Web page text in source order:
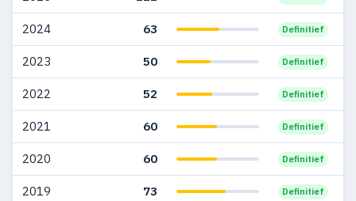
2007 21 23
2006 17 17
2005 16 15
2004 15 17
2003 7 7
2002 5 2
2024 63 Definitief
2023 50 Definitief
2022 52 Definitief
2021 60 Definitief
2020 60 Definitief
2019 73 Definitief